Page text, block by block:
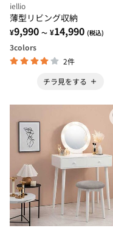
iellio
薄型リビング収納
¥9,990 ～ ¥14,990 (税込)
3colors
2件
チラ見をする